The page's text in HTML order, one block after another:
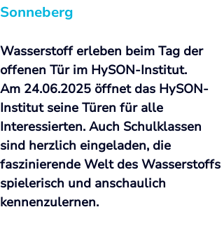
Sonneberg
Wasserstoff erleben beim Tag der
offenen Tür im HySON-Institut.
Am 24.06.2025 öffnet das HySON-
Institut seine Türen für alle
Interessierten. Auch Schulklassen
sind herzlich eingeladen, die
faszinierende Welt des Wasserstoffs
spielerisch und anschaulich
kennenzulernen.